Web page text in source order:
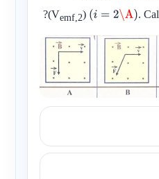
(i=2\A) .
(Vemf,2)
?